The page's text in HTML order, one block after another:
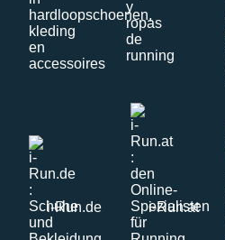
i-Run.de i-Run.at